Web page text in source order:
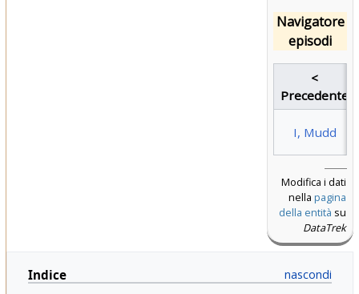
Navigatore
episodi
<
Precedente
I, Mudd
Modifica i dati
nella pagina
della entità su
DataTrek
Indice